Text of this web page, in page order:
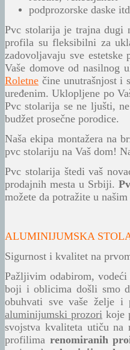
podprozorske daske
Pvc stolarija je trajna dugi
profila su fleksibilni za
zadovoljavaju sve estetske
Vaše domove od nasilnog
Roletne čine unutrašnjost i
uređenim. Uklopljene po
Pvc stolarija se ne ljušti,
budžet prosečne porodice.
Naša ekipa montažera na
pvc stolariju na Vaš dom!
Pvc stolarija štedi vaš
prodajnih mesta u Srbiji.
možete da potražite u
ALUMINIJUMSKA
Sigurnost i kvalitet na
Pažljivim odabirom,
boji i oblicima došli smo
obuhvati sve vaše želje i
aluminijumski prozori koje
svojstva kvaliteta utiču na
profilima renomiranih